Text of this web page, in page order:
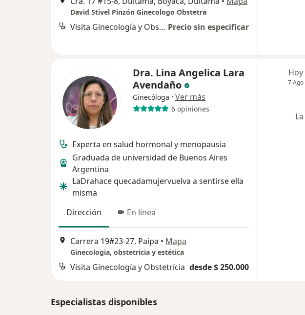
David Stivel Pinzón Ginecologo Obstetra
Visita Ginecología y Obstetrícia Precio sin especificar
Dra. Lina Angelica Lara
Avendaño
Ginecóloga · Ver más
6 opiniones
Experta en salud hormonal y menopausia
Graduada de universidad de Buenos Aires
Argentina
LaDrahace quecadamujervuelva a sentirse ella
misma
Dirección
En línea
Carrera 19#23-27, Paipa • Mapa
Ginecologia, obstetricia y estética
Visita Ginecología y Obstetrícia desde $ 250.000
Hoy
7 Ago
Especialistas disponibles